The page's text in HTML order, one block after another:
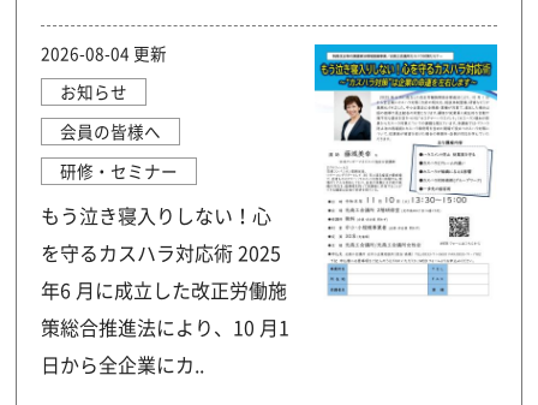
2026-08-04 更新
お知らせ
会員の皆様へ
研修・セミナー
もう泣き寝入りしない！心
を守るカスハラ対応術 2025
年6 月に成立した改正労働施
策総合推進法により、10 月1
日から全企業にカ..